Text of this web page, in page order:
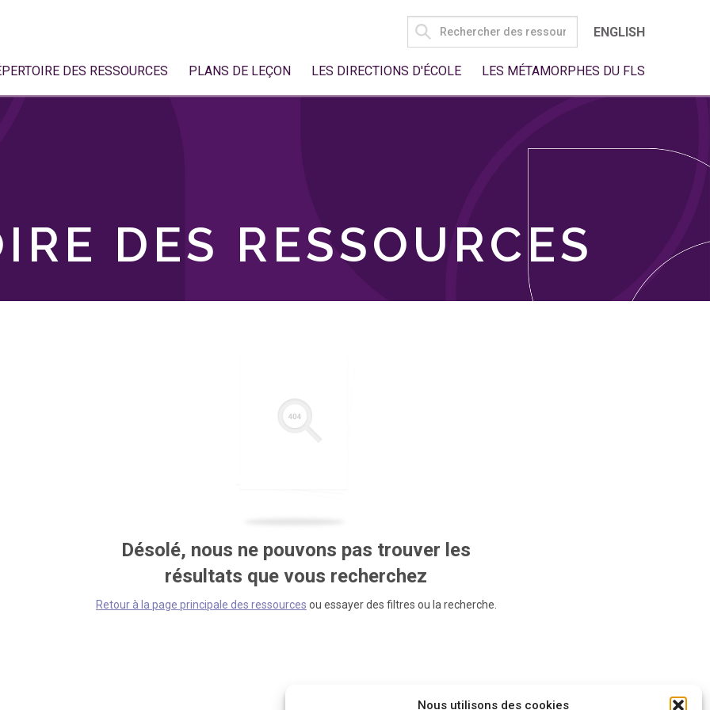
Nous utilisons des cookies
SEARCH
FOR:
ENGLISH
DES RESSOURCES PLANS DE LEÇON LES DIRECTIONS D'ÉCOLE LES MÉTAMORPHES DU FLS
DES RESSOURCES
Désolé, nous ne pouvons pas trouver les
résultats que vous recherchez
Retour à la page principale des ressources ou essayer des filtres ou la recherche.